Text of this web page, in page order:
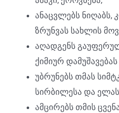
ანაცვლებს ნიღაბს,
ზრუნვას სახლის
აღადგენს
ქიმიურ
უბრუნებს თმას
სირბილესა და
ამცირებს თმის